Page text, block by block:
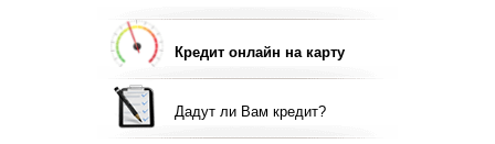
Кредит онлайн на карту
Дадут ли Вам кредит?